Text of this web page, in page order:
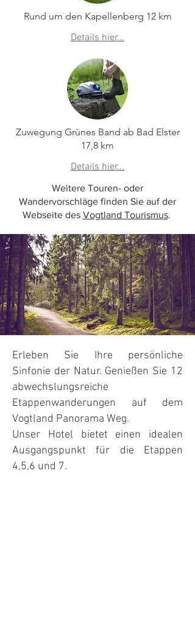
Rund um den Kapellenberg 12 km
Details hier...
Zuwegung Grünes Band ab Bad Elster
17,8 km
Details hier...
Weitere Touren- oder
Wandervorschläge finden Sie auf der
Webseite des Vogtland Tourismus.
Erleben Sie Ihre persönliche
Sinfonie der Natur. Genießen Sie 12
abwechslungsreiche
Etappenwanderungen auf dem
Vogtland Panorama Weg.
Unser Hotel bietet einen idealen
Ausgangspunkt für die Etappen
4,5,6 und 7. ​​